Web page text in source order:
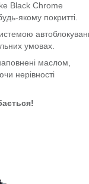
Black Chrome
якому покритті.
умовах.
маслом,
нерівності